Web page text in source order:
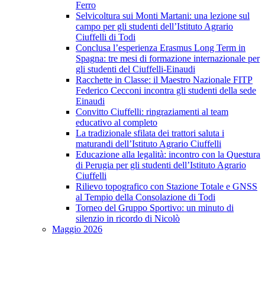
Ferro
Selvicoltura sui Monti Martani: una lezione sul
campo per gli studenti dell’Istituto Agrario
Ciuffelli di Todi
Conclusa l’esperienza Erasmus Long Term in
Spagna: tre mesi di formazione internazionale per
gli studenti del Ciuffelli-Einaudi
Racchette in Classe: il Maestro Nazionale FITP
Federico Cecconi incontra gli studenti della sede
Einaudi
Convitto Ciuffelli: ringraziamenti al team
educativo al completo
La tradizionale sfilata dei trattori saluta i
maturandi dell’Istituto Agrario Ciuffelli
Educazione alla legalità: incontro con la Questura
di Perugia per gli studenti dell’Istituto Agrario
Ciuffelli
Rilievo topografico con Stazione Totale e GNSS
al Tempio della Consolazione di Todi
Torneo del Gruppo Sportivo: un minuto di
silenzio in ricordo di Nicolò
Maggio 2026